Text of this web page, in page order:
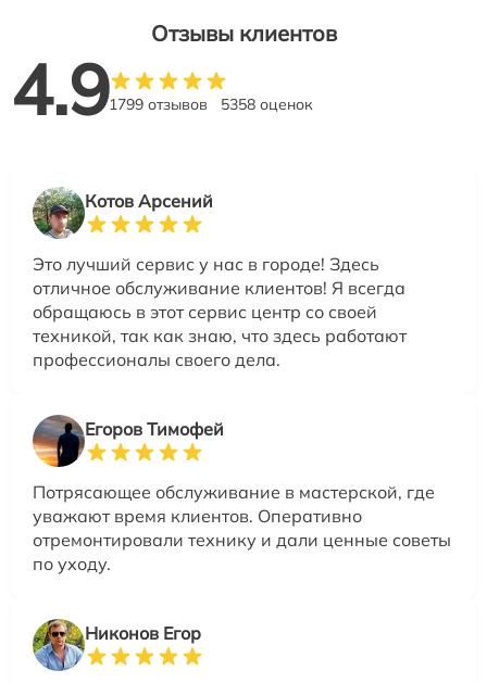
Отзывы клиентов
4.91799 отзывов 5358 оценок
Котов Арсений
Это лучший сервис у нас в городе! Здесь
отличное обслуживание клиентов! Я всегда
обращаюсь в этот сервис центр со своей
техникой, так как знаю, что здесь работают
профессионалы своего дела.
Егоров Тимофей
Потрясающее обслуживание в мастерской, где
уважают время клиентов. Оперативно
отремонтировали технику и дали ценные советы
по уходу.
Никонов Егор